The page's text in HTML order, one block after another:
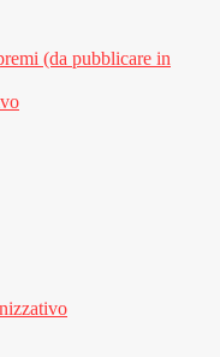
(da pubblicare in